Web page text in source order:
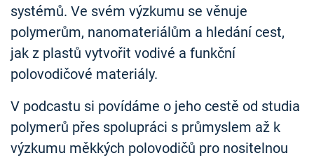
systémů. Ve svém výzkumu se věnuje
polymerům, nanomateriálům a hledání cest,
jak z plastů vytvořit vodivé a funkční
polovodičové materiály.
V podcastu si povídáme o jeho cestě od studia
polymerů přes spolupráci s průmyslem až k
výzkumu měkkých polovodičů pro nositelnou